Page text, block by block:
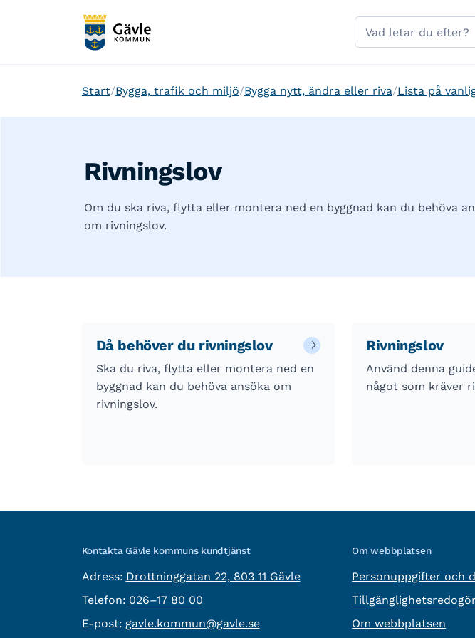
Sök
på
Start Bygga, trafik och miljö Bygga nytt, ändra eller riva Lista på
Rivningslov
Om du ska riva, flytta eller montera ned en byggnad kan du behöva
om rivningslov.
Då behöver du rivningslov
Ska du riva, flytta eller montera ned en
byggnad kan du behöva ansöka om
rivningslov.
Rivningslov
Använd denna
något som kräver
Kontakta Gävle kommuns kundtjänst
Adress: besöksadress:
Drottninggatan 22, 803 11 Gävle
Telefon: Telefon:
026–17 80 00
E-post: E-post:
gavle.kommun@gavle.se
Om webbplatsen
Personuppgifter och
Om webbplatsen